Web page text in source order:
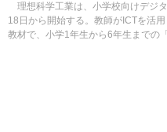
理想科学工業は、小学校向けデジ
18日から開始する。教師がICTを活
教材で、小学1年生から6年生までの